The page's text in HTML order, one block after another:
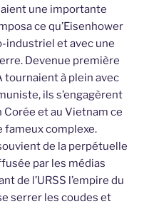
une importante
ce qu’Eisenhower
industriel et avec une
Devenue première
tournaient à plein avec
ils s’engagèrent
et au Vietnam ce
fameux complexe.
de la perpétuelle
par les médias
de l’URSS l’empire du
serrer les coudes et